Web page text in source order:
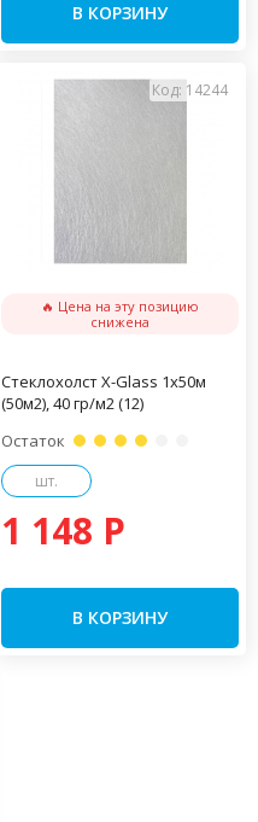
В КОРЗИНУ
Код: 14244
🔥 Цена на эту позицию
снижена
Стеклохолст X-Glass 1х50м
(50м2), 40 гр/м2 (12)
Остаток
шт.
1 148 P
В КОРЗИНУ